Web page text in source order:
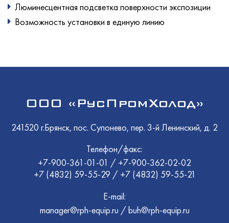
Люминесцентная подсветка поверхности экспозиции
Возможность установки в единую линию
ООО «РусПромХолод»
241520 г.Брянск, пос. Супонево, пер. 3-й Ленинский, д. 2
Телефон/факс:
+7-900-361-01-01 / +7-900-362-02-02
+7 (4832) 59-55-29 / +7 (4832) 59-55-21
E-mail:
manager@rph-equip.ru / buh@rph-equip.ru